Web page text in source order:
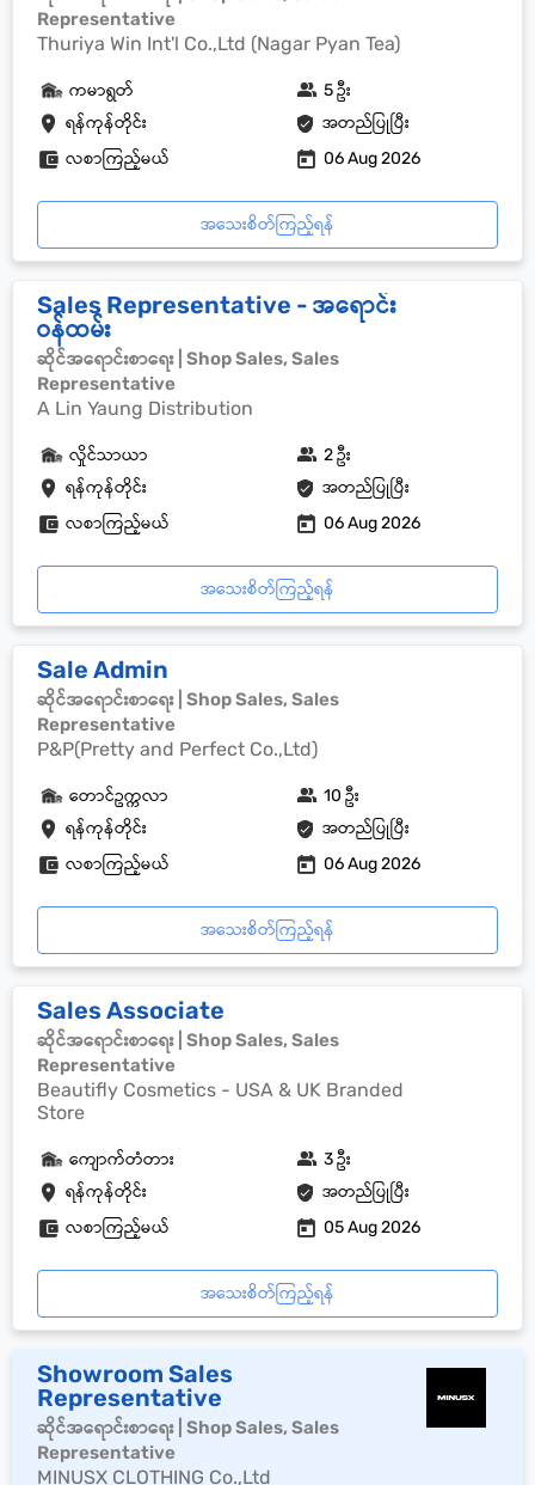
Representative
Thuriya Win Int'l Co.,Ltd (Nagar Pyan Tea)
ရန်ကုန်တိုင်း အတည်ပြုပြီး
ကမာရွတ် 5 ဦး
လစာကြည့်မယ် 06 Aug 2026
အသေးစိတ်ကြည့်ရန်
Sales Representative - အရောင်း
ဝန်ထမ်း
ဆိုင်အရောင်းစာရေး | Shop Sales, Sales
Representative
A Lin Yaung Distribution
ရန်ကုန်တိုင်း အတည်ပြုပြီး
လှိုင်သာယာ 2 ဦး
လစာကြည့်မယ် 06 Aug 2026
အသေးစိတ်ကြည့်ရန်
Sale Admin
ဆိုင်အရောင်းစာရေး | Shop Sales, Sales
Representative
P&P(Pretty and Perfect Co.,Ltd)
ရန်ကုန်တိုင်း အတည်ပြုပြီး
တောင်ဥက္ကလာ 10 ဦး
လစာကြည့်မယ် 06 Aug 2026
အသေးစိတ်ကြည့်ရန်
Sales Associate
ဆိုင်အရောင်းစာရေး | Shop Sales, Sales
Representative
Beautifly Cosmetics - USA & UK Branded
Store
ရန်ကုန်တိုင်း အတည်ပြုပြီး
ကျောက်တံတား 3 ဦး
လစာကြည့်မယ် 05 Aug 2026
အသေးစိတ်ကြည့်ရန်
Showroom Sales
Representative
ဆိုင်အရောင်းစာရေး | Shop Sales, Sales
Representative
MINUSX CLOTHING Co.,Ltd